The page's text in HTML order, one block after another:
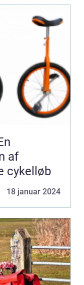
af
cykelløb
18 januar 2024